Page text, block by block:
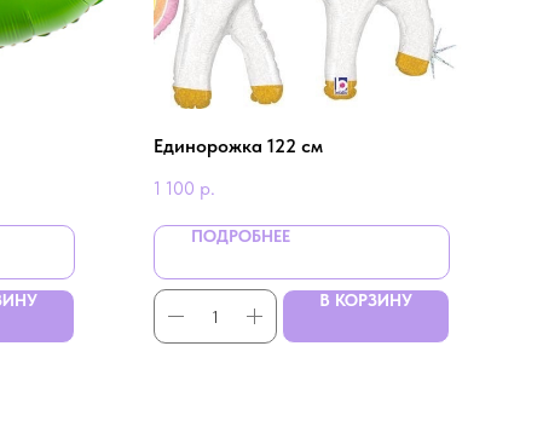
Единорожка 122 см
1 100 р.
ПОДРОБНЕЕ
В КОРЗИНУ